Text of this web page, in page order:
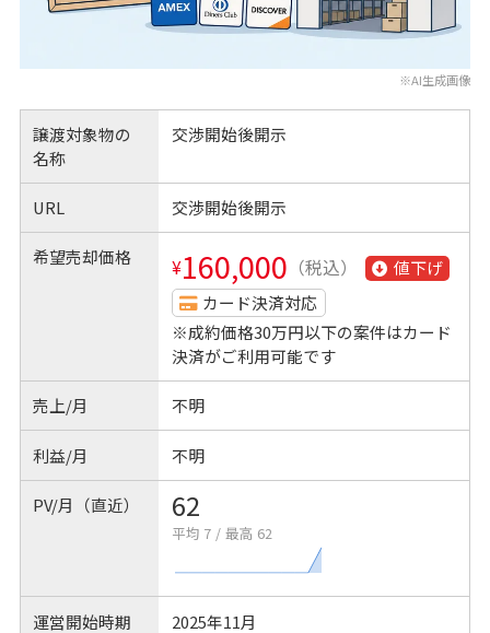
※AI生成画像
譲渡対象物の
名称
交渉開始後開示
URL 交渉開始後開示
希望売却価格 ¥160,000 （税込）
値下げ
カード決済対応
※成約価格30万円以下の案件はカード
決済がご利用可能です
売上/月 不明
利益/月 不明
PV/月（直近） 62
平均 7 / 最高 62
運営開始時期 2025年11月